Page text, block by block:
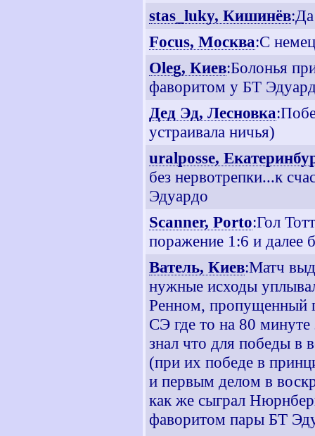
stas_luky, Кишинёв
Focus, Москва:С
Oleg, Киев:Болонья
фаворитом у БТ
Дед Эд, Лесновка
устраивала ничья)
uralposse,
без нервотрепки...к
Эдуардо
Scanner, Porto:Гол
поражение 1:6 и далее
Ватель, Киев:Матч
нужные исходы
Ренном, пропущенный
СЭ где то на 80
знал что для победы в
(при их победе в
и первым делом в
как же сыграл
фаворитом пары БТ